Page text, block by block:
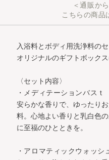
＜通販か
こちらの商品
入浴料とボディ用洗浄料のセ
オリジナルのギフトボック
〈セット内容〉
・メディテーションバスｔ
安らかな香りで、ゆったり
料。 心地よい香りと乳白色
に至福のひとときを。
・アロマティックウォッ